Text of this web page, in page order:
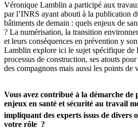
Véronique Lamblin a participé aux
par l’INRS ayant abouti à la publication
bâtiments de demain : quels enjeux de
? La numérisation, la transition
et leurs conséquences en prévention y
Lamblin explore ici le sujet spécifique de
processus de construction, ses atouts
des compagnons mais aussi les points de
Vous avez contribué à la démarche de
enjeux en santé et sécurité au travail
impliquant des experts issus de divers
votre rôle ?